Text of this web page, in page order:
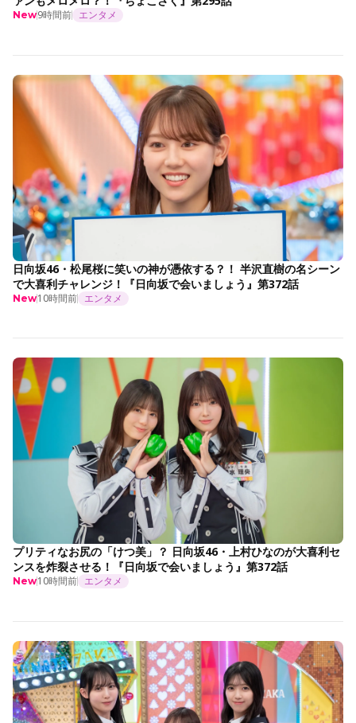
New9時間前 エンタメ
日向坂46・松尾桜に笑いの神が憑依する？！ 半沢直樹の名シーン
で大喜利チャレンジ！『日向坂で会いましょう』第372話
New10時間前 エンタメ
プリティなお尻の「けつ美」？ 日向坂46・上村ひなのが大喜利セ
ンスを炸裂させる！『日向坂で会いましょう』第372話
New10時間前 エンタメ